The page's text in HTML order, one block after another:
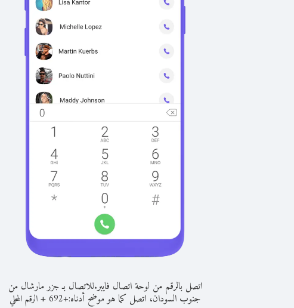
اتصل بالرقم من لوحة اتصال فايبر.للاتصال بـ جزر مارشال من
جنوب السودان، اتصل كما هو موضح أدناه:+
692
+الرقم المحلي